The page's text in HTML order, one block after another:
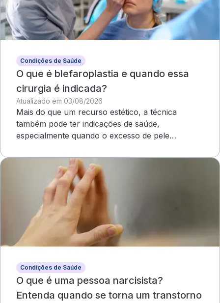
Condições de Saúde
O que é blefaroplastia e quando essa
cirurgia é indicada?
Atualizado em 03/08/2026
Mais do que um recurso estético, a técnica
também pode ter indicações de saúde,
especialmente quando o excesso de pele
Condições de Saúde
O que é uma pessoa narcisista?
Entenda quando se torna um transtorno